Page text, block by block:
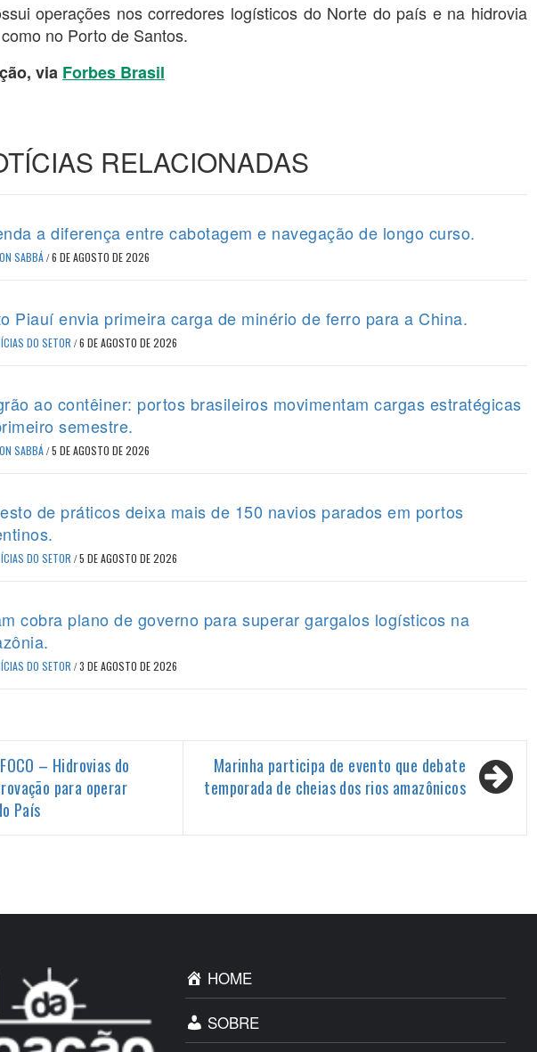
operações nos corredores logísticos do Norte do país e na hidrovia
no Porto de Santos.
via Forbes Brasil
RELACIONADAS
a diferença entre cabotagem e navegação de longo curso.
SABBÁ/6 DE AGOSTO DE 2026
Piauí envia primeira carga de minério de ferro para a China.
DO SETOR /6 DE AGOSTO DE 2026
ao contêiner: portos brasileiros movimentam cargas estratégicas
semestre.
SABBÁ/5 DE AGOSTO DE 2026
de práticos deixa mais de 150 navios parados em portos
DO SETOR /5 DE AGOSTO DE 2026
cobra plano de governo para superar gargalos logísticos na
DO SETOR /3 DE AGOSTO DE 2026
FOCO – Hidrovias do
para operar
País
Marinha participa de evento que debate
temporada de cheias dos rios amazônicos
HOME
SOBRE